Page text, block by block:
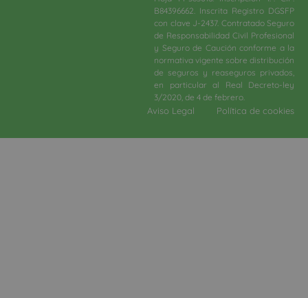
B84396662. Inscrita Registro DGSFP
con clave J-2437. Contratado Seguro
de Responsabilidad Civil Profesional
y Seguro de Caución conforme a la
normativa vigente sobre distribución
de seguros y reaseguros privados,
en particular al Real Decreto-ley
3/2020, de 4 de febrero.​
Aviso Legal Política de cookies